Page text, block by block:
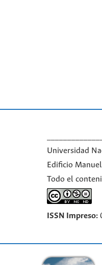
Universidad
Edificio
Todo el
ISSN Impreso: